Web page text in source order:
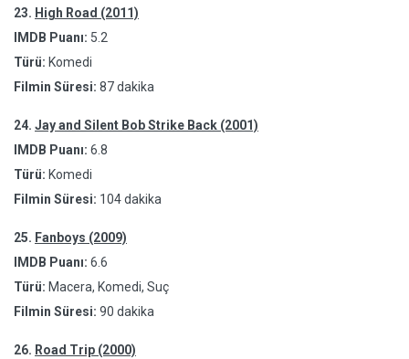
23. High Road (2011)
IMDB Puanı: 5.2
Türü: Komedi
Filmin Süresi: 87 dakika
24. Jay and Silent Bob Strike Back (2001)
IMDB Puanı: 6.8
Türü: Komedi
Filmin Süresi: 104 dakika
25. Fanboys (2009)
IMDB Puanı: 6.6
Türü: Macera, Komedi, Suç
Filmin Süresi: 90 dakika
26. Road Trip (2000)